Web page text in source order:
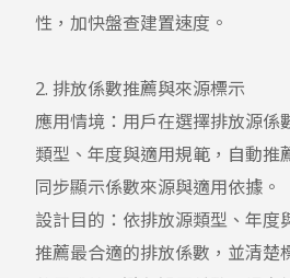
性，加快盤查建置速度。
2. 排放係數推薦與來源標示
應用情境：用戶在選擇排放源係
類型、年度與適用規範，自動推
同步顯示係數來源與適用依據。
設計目的：依排放源類型、年度
推薦最合適的排放係數，並清楚